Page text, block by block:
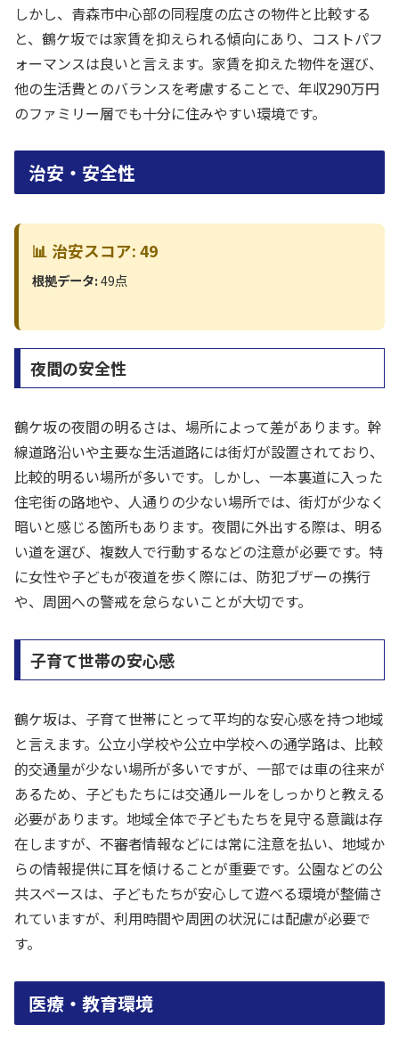
しかし、青森市中心部の同程度の広さの物件と比較する
と、鶴ケ坂では家賃を抑えられる傾向にあり、コストパフ
ォーマンスは良いと言えます。家賃を抑えた物件を選び、
他の生活費とのバランスを考慮することで、年収290万円
のファミリー層でも十分に住みやすい環境です。
治安・安全性
📊 治安スコア: 49
根拠データ:49点
夜間の安全性
鶴ケ坂の夜間の明るさは、場所によって差があります。幹
線道路沿いや主要な生活道路には街灯が設置されており、
比較的明るい場所が多いです。しかし、一本裏道に入った
住宅街の路地や、人通りの少ない場所では、街灯が少なく
暗いと感じる箇所もあります。夜間に外出する際は、明る
い道を選び、複数人で行動するなどの注意が必要です。特
に女性や子どもが夜道を歩く際には、防犯ブザーの携行
や、周囲への警戒を怠らないことが大切です。
子育て世帯の安心感
鶴ケ坂は、子育て世帯にとって平均的な安心感を持つ地域
と言えます。公立小学校や公立中学校への通学路は、比較
的交通量が少ない場所が多いですが、一部では車の往来が
あるため、子どもたちには交通ルールをしっかりと教える
必要があります。地域全体で子どもたちを見守る意識は存
在しますが、不審者情報などには常に注意を払い、地域か
らの情報提供に耳を傾けることが重要です。公園などの公
共スペースは、子どもたちが安心して遊べる環境が整備さ
れていますが、利用時間や周囲の状況には配慮が必要で
す。
医療・教育環境